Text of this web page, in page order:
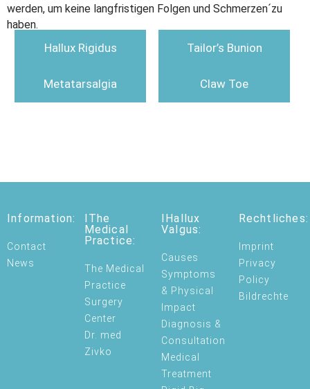
werden, um keine langfristigen Folgen und Schmerzen´zu
haben.
Hallux Rigidus Tailor’s Bunion
Metatarsalgia Claw Toe
Information:
Contact
News
IThe
Medical
Practice:
The Medical
Practice
Surgery
Center
Dr. med
Zivko
IHallux
Valgus:
Causes
Symptoms
& Physical
Impact
Diagnosis &
Consultation
Medical
Treatment
Rechtliches:
Imprint
Privacy
Policy
Bildrechte